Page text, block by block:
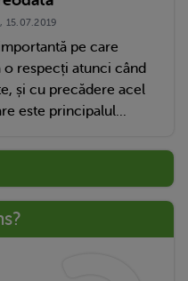
15.07.2019
pe care
o respecți atunci când
și cu precădere acel
este principalul...